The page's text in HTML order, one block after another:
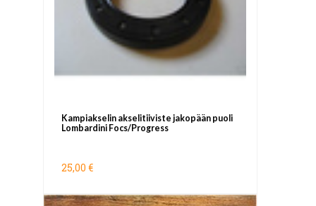
Kampiakselin akselitiiviste jakopään puoli
Lombardini Focs/Progress
25,00 €